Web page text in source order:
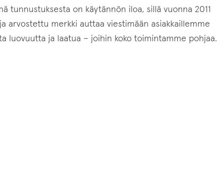
tunnustuksesta on käytännön iloa, sillä vuonna 2011
arvostettu merkki auttaa viestimään asiakkaillemme
luovuutta ja laatua – joihin koko toimintamme pohjaa.